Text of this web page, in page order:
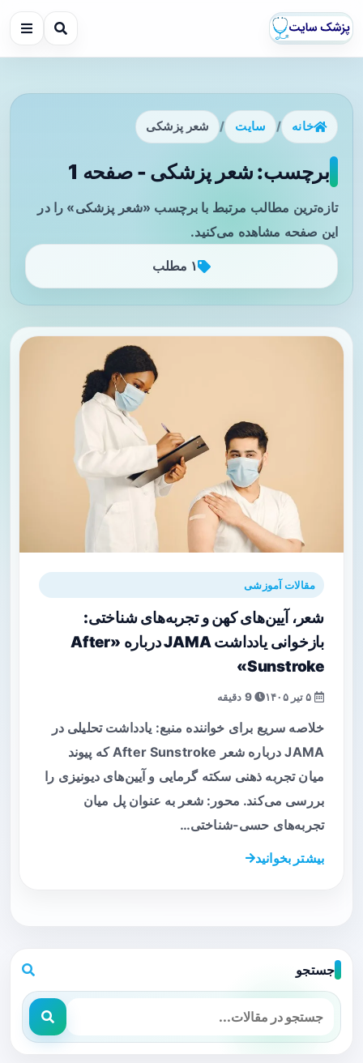
خانه / سایت / شعر پزشکی
برچسب: شعر پزشکی - صفحه 1
تازه‌ترین مطالب مرتبط با برچسب «شعر پزشکی» را در
این صفحه مشاهده می‌کنید.
۱ مطلب
مقالات آموزشی
شعر، آیین‌های کهن و تجربه‌های شناختی:
بازخوانی یادداشت JAMA درباره «After
Sunstroke»
9 دقیقه
خلاصه سریع برای خواننده منبع: یادداشت تحلیلی در
JAMA درباره شعر After Sunstroke که پیوند
میان تجربه ذهنی سکته گرمایی و آیین‌های دیونیزی را
بررسی می‌کند. محور: شعر به عنوان پل میان
تجربه‌های حسی-شناختی…
بیشتر بخوانید
جستجو